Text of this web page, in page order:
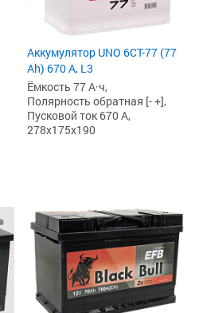
Аккумулятор UNO 6СТ-77 (77
Ah) 670 А, L3
Ёмкость 77 А·ч,
Полярность обратная [- +],
Пусковой ток 670 А,
278x175x190